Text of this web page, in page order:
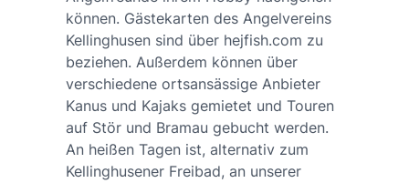
können. Gästekarten des Angelvereins
Kellinghusen sind über hejfish.com zu
beziehen. Außerdem können über
verschiedene ortsansässige Anbieter
Kanus und Kajaks gemietet und Touren
auf Stör und Bramau gebucht werden.
An heißen Tagen ist, alternativ zum
Kellinghusener Freibad, an unserer